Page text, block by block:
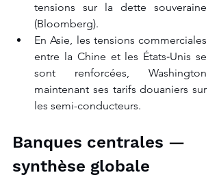
tensions sur la dette souveraine
(Bloomberg).
En Asie, les tensions commerciales
entre la Chine et les États‑Unis se
sont renforcées, Washington
maintenant ses tarifs douaniers sur
les semi-conducteurs.
Banques centrales —
synthèse globale